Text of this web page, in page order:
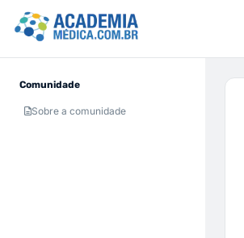
Comunidade
Sobre a comunidade